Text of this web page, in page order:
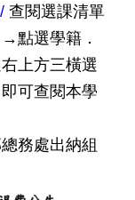
查閱選課清單
點選學籍．
上方三橫選
可查閱本學
務處出納組